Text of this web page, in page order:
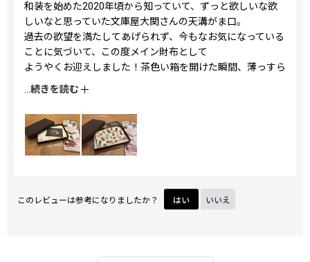
和装を始めた2020年頃から知っていて、ずっと欲しいな欲
しいなと思っていた文庫屋大関さんの天溝がま口。
過去の欲望を満たしてあげられず、今もなお気になっている
ことに気づいて、この度メイン財布として
ようやくお迎えしました！茶色い箱を開けた瞬間、薄っすら
と見える佇まいにとてもワクワク！
艶のある色合いと、手に収まるフィット感、がま口の開閉の
しやすさ...
機能美とはこのことかなと思いました。買ってよかったで
す！
オンラインの購入でも、5%オフになるので実質送料55円で
続きを読む
このレビューは参考になりましたか？ はい いいえ